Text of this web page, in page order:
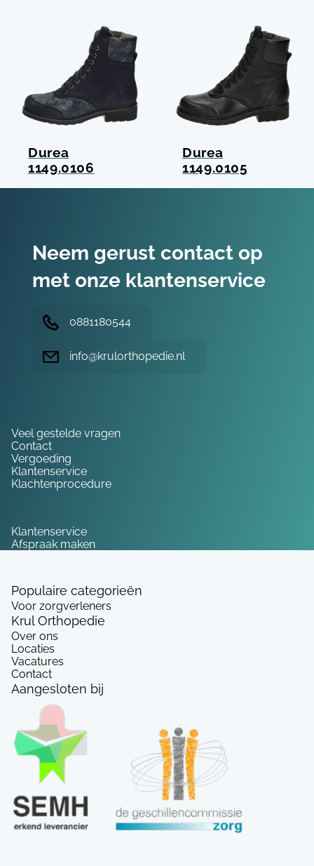
Durea
1149.0106
Durea
1149.0105
Neem gerust contact op
met onze klantenservice
0881180544
info@krulorthopedie.nl
Veel gestelde vragen
Contact
Vergoeding
Klantenservice
Klachtenprocedure
Klantenservice
Afspraak maken
Populaire categorieën
Voor zorgverleners
Krul Orthopedie
Over ons
Locaties
Vacatures
Contact
Aangesloten bij